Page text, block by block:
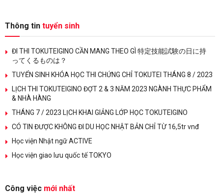
Thông tin tuyển sinh
ĐI THI TOKUTEIGINO CẦN MANG THEO GÌ 特定技能試験の日に持
ってくるものは？
TUYỂN SINH KHÓA HỌC THI CHỨNG CHỈ TOKUTEI THÁNG 8 / 2023
LỊCH THI TOKUTEIGINO ĐỢT 2 & 3 NĂM 2023 NGÀNH THỰC PHẨM
& NHÀ HÀNG
THÁNG 7 / 2023 LỊCH KHAI GIẢNG LỚP HỌC TOKUTEIGINO
CÓ TIN ĐƯỢC KHÔNG ĐI DU HỌC NHẬT BẢN CHỈ TỪ 16,5tr vnđ
Học viện Nhật ngữ ACTIVE
Học viện giao lưu quốc tế TOKYO
Công việc mới nhất